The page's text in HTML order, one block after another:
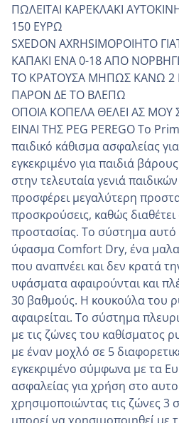
ΠΩΛΕΙΤΑΙ ΚΑΡΕΚΛΑΚΙ
150 ΕΥΡΩ
SXEDON AXRHSIMOPOIHTO
ΚΑΠΑΚΙ ΕΝΑ 0-18 ΑΠΟ
ΤΟ ΚΡΑΤΟΥΣΑ ΜΗΠΩΣ ΚΑΝΩ 2
ΠΑΡΟΝ ΔΕ ΤΟ ΒΛΕΠΩ
ΟΠΟΙΑ ΚΟΠΕΛΑ ΘΕΛΕΙ ΑΣ ΜΟΥ
ΕΙΝΑΙ ΤΗΣ PEG PEREGO Το
παιδικό κάθισμα ασφαλείας
εγκεκριμένο για παιδιά
στην τελευταία γενιά
προσφέρει μεγαλύτερη
προσκρούσεις, καθώς
προστασίας. Το σύστημα αυτό
ύφασμα Comfort Dry, ένα
που αναπνέει και δεν κρατά
υφάσματα αφαιρούνται και
30 βαθμούς. Η κουκούλα του
αφαιρείται. Το σύστημα
με τις ζώνες του καθίσματος
με έναν μοχλό σε 5
εγκεκριμένο σύμφωνα με τα
ασφαλείας για χρήση στο
χρησιμοποιώντας τις ζώνες 3